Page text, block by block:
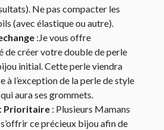
Ne pas compacter les
(avec élastique ou autre).
:Je vous offre
de créer votre double de perle
initial. Cette perle viendra
à l’exception de la perle de style
aura ses grommets.
Prioritaire : Plusieurs Mamans
ce précieux bijou afin de